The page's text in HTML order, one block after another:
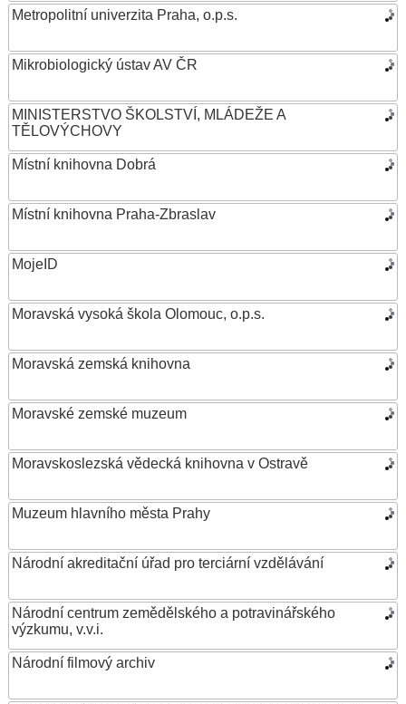
Metropolitní univerzita Praha, o.p.s.
Mikrobiologický ústav AV ČR
MINISTERSTVO ŠKOLSTVÍ, MLÁDEŽE A
TĚLOVÝCHOVY
Místní knihovna Dobrá
Místní knihovna Praha-Zbraslav
MojeID
Moravská vysoká škola Olomouc, o.p.s.
Moravská zemská knihovna
Moravské zemské muzeum
Moravskoslezská vědecká knihovna v Ostravě
Muzeum hlavního města Prahy
Národní akreditační úřad pro terciární vzdělávání
Národní centrum zemědělského a potravinářského
výzkumu, v.v.i.
Národní filmový archiv